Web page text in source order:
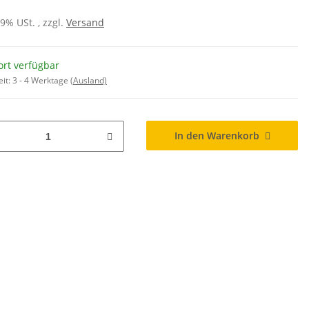
USt. , zzgl. Versand
verfügbar
3 - 4 Werktage (Ausland)
In den Warenkorb